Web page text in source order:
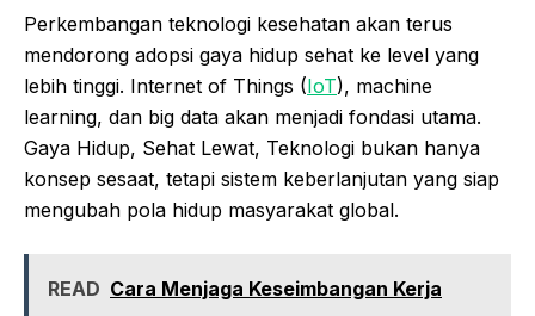
Perkembangan teknologi kesehatan akan terus
mendorong adopsi gaya hidup sehat ke level yang
lebih tinggi. Internet of Things (IoT), machine
learning, dan big data akan menjadi fondasi utama.
Gaya Hidup, Sehat Lewat, Teknologi bukan hanya
konsep sesaat, tetapi sistem keberlanjutan yang siap
mengubah pola hidup masyarakat global.
READ Cara Menjaga Keseimbangan Kerja